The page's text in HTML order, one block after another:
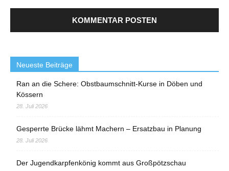
Neueste Beiträge
Ran an die Schere: Obstbaumschnitt-Kurse in Döben und
Kössern
28. Juli 2026
Gesperrte Brücke lähmt Machern – Ersatzbau in Planung
28. Juli 2026
Der Jugendkarpfenkönig kommt aus Großpötzschau